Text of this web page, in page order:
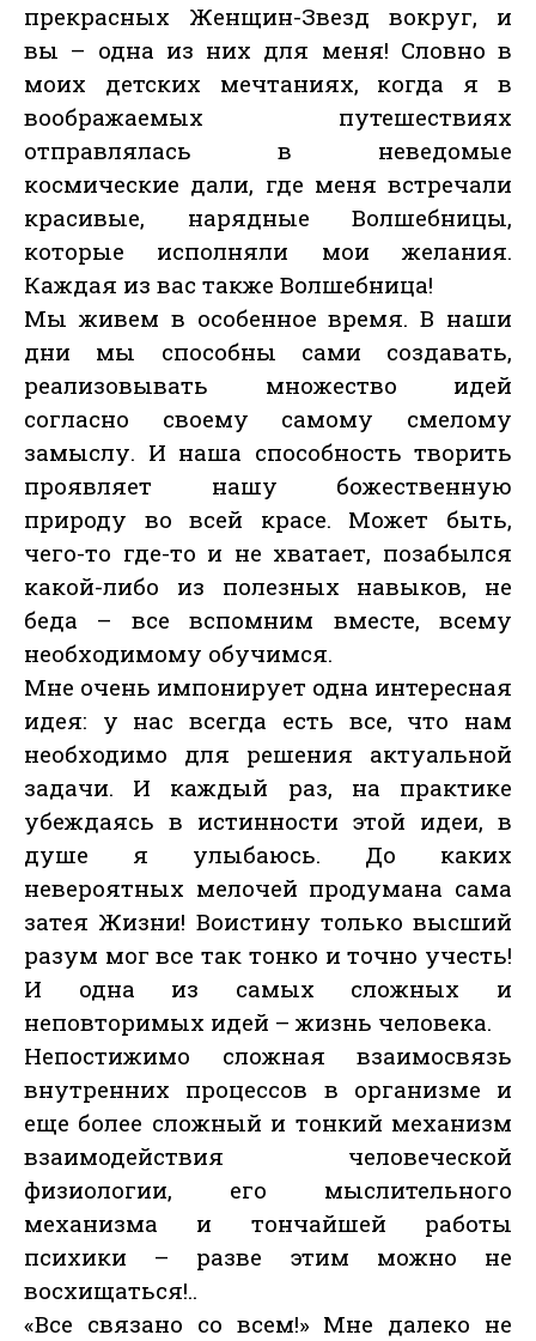
прекрасных Женщин-Звезд вокруг, и
вы – одна из них для меня! Словно в
моих детских мечтаниях, когда я в
воображаемых путешествиях
отправлялась в неведомые
космические дали, где меня встречали
красивые, нарядные Волшебницы,
которые исполняли мои желания.
Каждая из вас также Волшебница!
Мы живем в особенное время. В наши
дни мы способны сами создавать,
реализовывать множество идей
согласно своему самому смелому
замыслу. И наша способность творить
проявляет нашу божественную
природу во всей красе. Может быть,
чего-то где-то и не хватает, позабылся
какой-либо из полезных навыков, не
беда – все вспомним вместе, всему
необходимому обучимся.
Мне очень импонирует одна интересная
идея: у нас всегда есть все, что нам
необходимо для решения актуальной
задачи. И каждый раз, на практике
убеждаясь в истинности этой идеи, в
душе я улыбаюсь. До каких
невероятных мелочей продумана сама
затея Жизни! Воистину только высший
разум мог все так тонко и точно учесть!
И одна из самых сложных и
неповторимых идей – жизнь человека.
Непостижимо сложная взаимосвязь
внутренних процессов в организме и
еще более сложный и тонкий механизм
взаимодействия человеческой
физиологии, его мыслительного
механизма и тончайшей работы
психики – разве этим можно не
восхищаться!..
«Все связано со всем!» Мне далеко не